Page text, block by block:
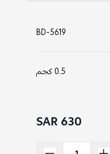
BD-5619
0.5 كجم
630 SAR